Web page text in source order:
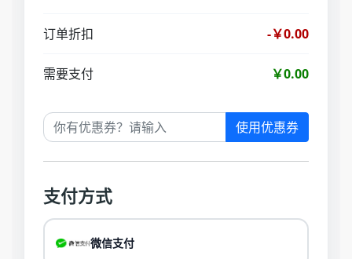
订单折扣 -￥0.00
需要支付 ￥0.00
使用优惠券
支付方式
微信支付